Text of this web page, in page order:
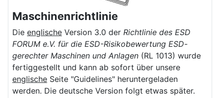
Maschinenrichtlinie
Die englische Version 3.0 der Richtlinie des ESD
FORUM e.V. für die ESD-Risikobewertung ESD-
gerechter Maschinen und Anlagen (RL 1013) wurde
fertiggestellt und kann ab sofort über unsere
englische Seite "Guidelines" heruntergeladen
werden. Die deutsche Version folgt etwas später.